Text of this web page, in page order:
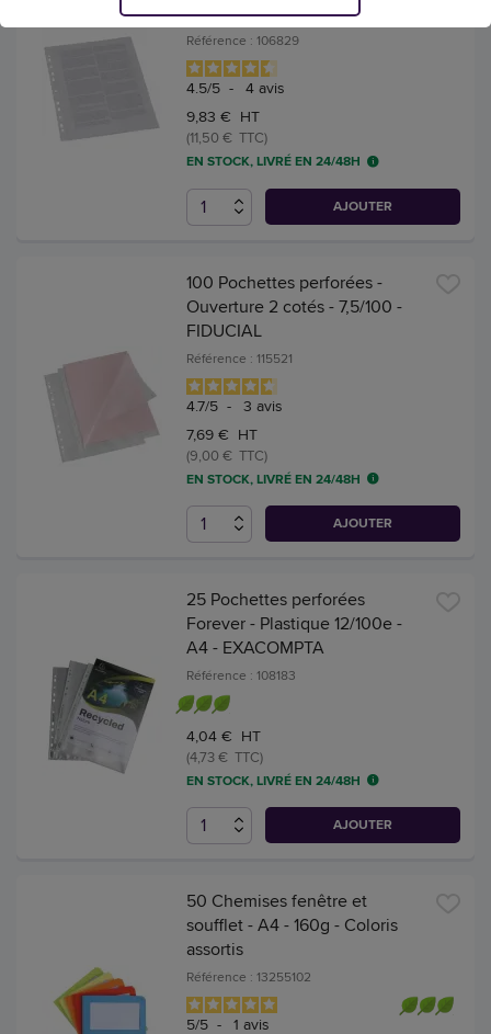
Grammage 7,5/100e
Référence : 106829
4.5/5 - 4 avis
9,83 € HT
(11,50 € TTC)
EN STOCK, LIVRÉ EN 24/48H
AJOUTER
100 Pochettes perforées -
Ouverture 2 cotés - 7,5/100 -
FIDUCIAL
Référence : 115521
4.7/5 - 3 avis
7,69 € HT
(9,00 € TTC)
EN STOCK, LIVRÉ EN 24/48H
AJOUTER
25 Pochettes perforées
Forever - Plastique 12/100e -
A4 - EXACOMPTA
Référence : 108183
4,04 € HT
(4,73 € TTC)
EN STOCK, LIVRÉ EN 24/48H
AJOUTER
50 Chemises fenêtre et
soufflet - A4 - 160g - Coloris
assortis
Référence : 13255102
5/5 - 1 avis